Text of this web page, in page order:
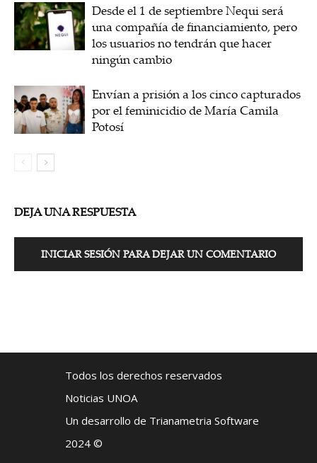
Desde el 1 de septiembre Nequi será
una compañía de financiamiento, pero
los usuarios no tendrán que hacer
ningún cambio
Envían a prisión a los cinco capturados
por el feminicidio de María Camila
Potosí
DEJA UNA RESPUESTA
INICIAR SESIÓN PARA DEJAR UN COMENTARIO
Todos los derechos reservados
Noticias UNOA
Un desarrollo de Trianametria Software
2024 ©